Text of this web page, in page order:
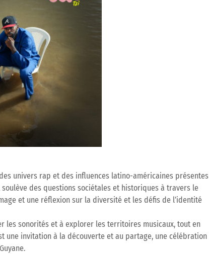
univers rap et des influences latino-américaines présentes
des questions sociétales et historiques à travers le
et une réflexion sur la diversité et les défis de l’identité
les sonorités et à explorer les territoires musicaux, tout en
une invitation à la découverte et au partage, une célébration